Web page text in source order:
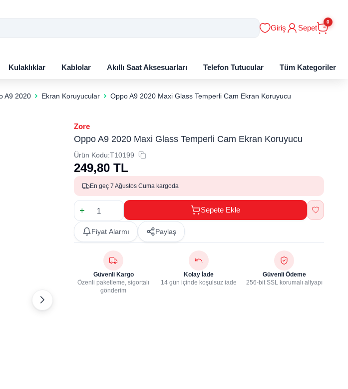
Giriş Sepet
0
Kulaklıklar Kablolar Akıllı Saat Aksesuarları Telefon Tutucular Tüm Kategoriler
A9 2020 Ekran Koruyucular Oppo A9 2020 Maxi Glass Temperli Cam Ekran Koruyucu
Zore
Oppo A9 2020 Maxi Glass Temperli Cam Ekran Koruyucu
Ürün Kodu:T10199
249,80 TL
En geç 7 Ağustos Cuma kargoda
Sepete Ekle
Fiyat Alarmı Paylaş
Güvenli Kargo
Özenli paketleme, sigortalı
gönderim
Kolay İade
14 gün içinde koşulsuz iade
Güvenli Ödeme
256-bit SSL korumalı altyapı